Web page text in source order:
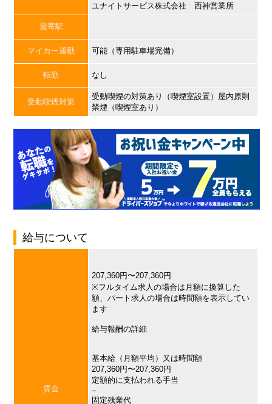
ユナイトサービス株式会社 西神営業所
最寄駅
マイカー通勤 可能（専用駐車場完備）
転勤 なし
受動喫煙対策
受動喫煙の対策あり（喫煙室設置）屋内原則
禁煙（喫煙室あり）
給与について
賃金
207,360円〜207,360円
※フルタイム求人の場合は月額に換算した
額、パート求人の場合は時間額を表示してい
ます
給与報酬の詳細
基本給（月額平均）又は時間額
207,360円〜207,360円
定額的に支払われる手当
–
固定残業代